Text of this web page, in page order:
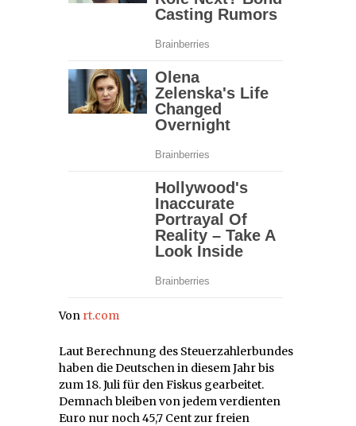
Von rt.com
Laut Berechnung des Steuerzahlerbundes
haben die Deutschen in diesem Jahr bis
zum 18. Juli für den Fiskus gearbeitet.
Demnach bleiben von jedem verdienten
Euro nur noch 45,7 Cent zur freien